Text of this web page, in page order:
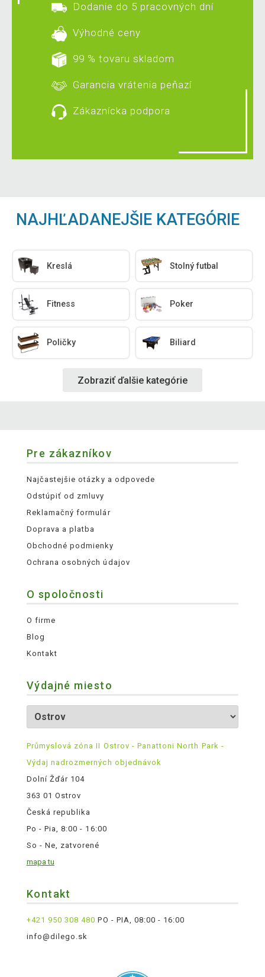
Dodanie do 5 pracovných dní
Výhodné ceny
99 % tovaru skladom
Garancia vrátenia peňazí
Zákaznícka podpora
NAJHĽADANEJŠIE KATEGÓRIE
Kreslá Stolný futbal
Fitness Poker
Poličky Biliard
Zobraziť ďalšie kategórie
Pre zákazníkov
Najčastejšie otázky a odpovede
Odstúpiť od zmluvy
Reklamačný formulár
Doprava a platba
Obchodné podmienky
Ochrana osobných údajov
O spoločnosti
O firme
Blog
Kontakt
Výdajné miesto
Průmyslová zóna II Ostrov - Panattoni North Park -
Výdaj nadrozmerných objednávok
Dolní Žďár 104
363 01 Ostrov
Česká republika
Po - Pia, 8:00 - 16:00
So - Ne, zatvorené
mapa tu
Kontakt
+421 950 308 480 PO - PIA, 08:00 - 16:00
info@dilego.sk